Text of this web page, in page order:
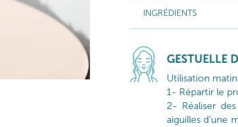
INGRÉDIENTS
GESTUELLE
Utilisation
1- Répartir le
2- Réaliser
aiguilles d’une